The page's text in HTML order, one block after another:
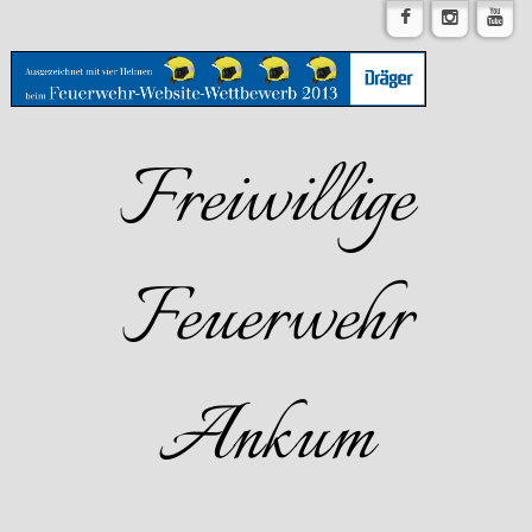
Freiwillige
Feuerwehr
Ankum